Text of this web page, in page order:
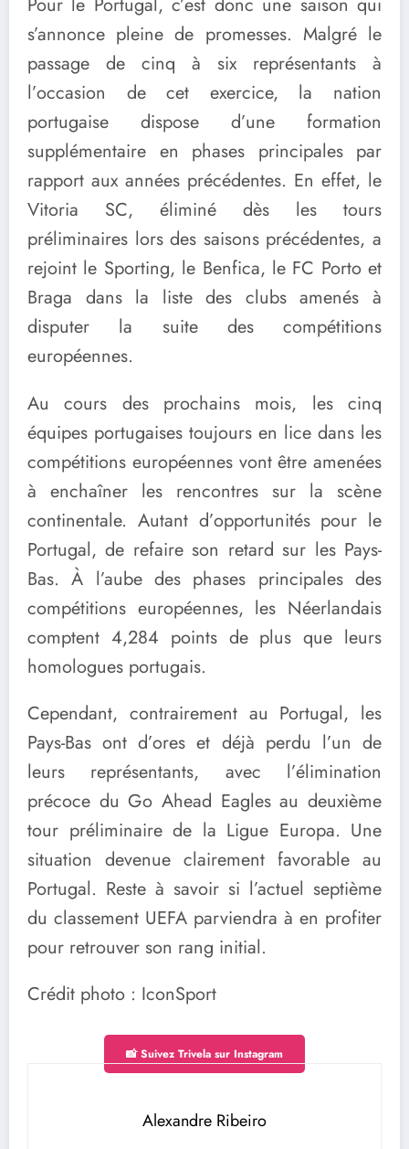
Pour le Portugal, c’est donc une saison qui
s’annonce pleine de promesses. Malgré le
passage de cinq à six représentants à
l’occasion de cet exercice, la nation
portugaise dispose d’une formation
supplémentaire en phases principales par
rapport aux années précédentes. En effet, le
Vitoria SC, éliminé dès les tours
préliminaires lors des saisons précédentes, a
rejoint le Sporting, le Benfica, le FC Porto et
Braga dans la liste des clubs amenés à
disputer la suite des compétitions
européennes.
Au cours des prochains mois, les cinq
équipes portugaises toujours en lice dans les
compétitions européennes vont être amenées
à enchaîner les rencontres sur la scène
continentale. Autant d’opportunités pour le
Portugal, de refaire son retard sur les Pays-
Bas. À l’aube des phases principales des
compétitions européennes, les Néerlandais
comptent 4,284 points de plus que leurs
homologues portugais.
Cependant, contrairement au Portugal, les
Pays-Bas ont d’ores et déjà perdu l’un de
leurs représentants, avec l’élimination
précoce du Go Ahead Eagles au deuxième
tour préliminaire de la Ligue Europa. Une
situation devenue clairement favorable au
Portugal. Reste à savoir si l’actuel septième
du classement UEFA parviendra à en profiter
pour retrouver son rang initial.
Crédit photo : IconSport
📸 Suivez Trivela sur Instagram
Alexandre Ribeiro